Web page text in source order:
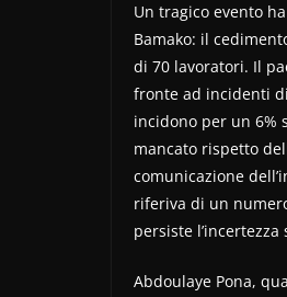
Un tragico evento
Bamako: il
di 70 lavoratori. Il
fronte ad incidenti
incidono per un 6%
mancato rispetto
comunicazione
riferiva di un
persiste
Abdoulaye Pona,